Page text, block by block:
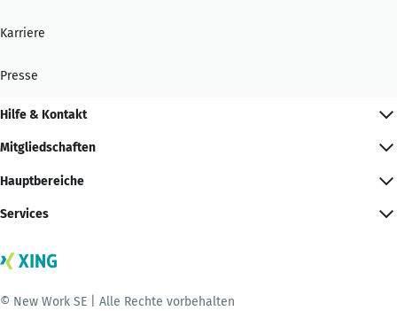
Karriere
Presse
Hilfe & Kontakt
Mitgliedschaften
Hauptbereiche
Services
© New Work SE | Alle Rechte vorbehalten